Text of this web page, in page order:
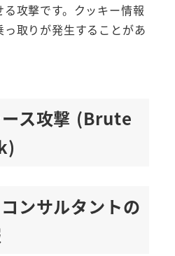
攻撃です。クッキー情報
取りが発生することがあ
ス攻撃 (Brute
ンサルタントの